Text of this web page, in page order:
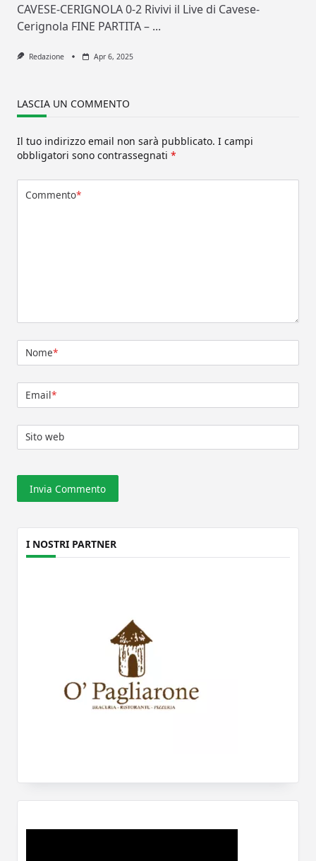
CAVESE-CERIGNOLA 0-2 Rivivi il Live di Cavese-
Cerignola FINE PARTITA – ...
Redazione Apr 6, 2025
LASCIA UN COMMENTO
Il tuo indirizzo email non sarà pubblicato. I campi
obbligatori sono contrassegnati *
Commento*
Nome*
Email*
Sito web
I NOSTRI PARTNER